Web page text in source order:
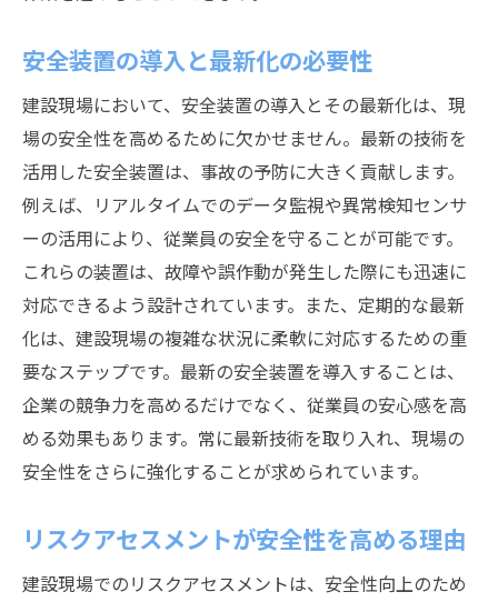
安全装置の導入と最新化の必要性
建設現場において、安全装置の導入とその最新化は、現
場の安全性を高めるために欠かせません。最新の技術を
活用した安全装置は、事故の予防に大きく貢献します。
例えば、リアルタイムでのデータ監視や異常検知センサ
ーの活用により、従業員の安全を守ることが可能です。
これらの装置は、故障や誤作動が発生した際にも迅速に
対応できるよう設計されています。また、定期的な最新
化は、建設現場の複雑な状況に柔軟に対応するための重
要なステップです。最新の安全装置を導入することは、
企業の競争力を高めるだけでなく、従業員の安心感を高
める効果もあります。常に最新技術を取り入れ、現場の
安全性をさらに強化することが求められています。
リスクアセスメントが安全性を高める理由
建設現場でのリスクアセスメントは、安全性向上のため